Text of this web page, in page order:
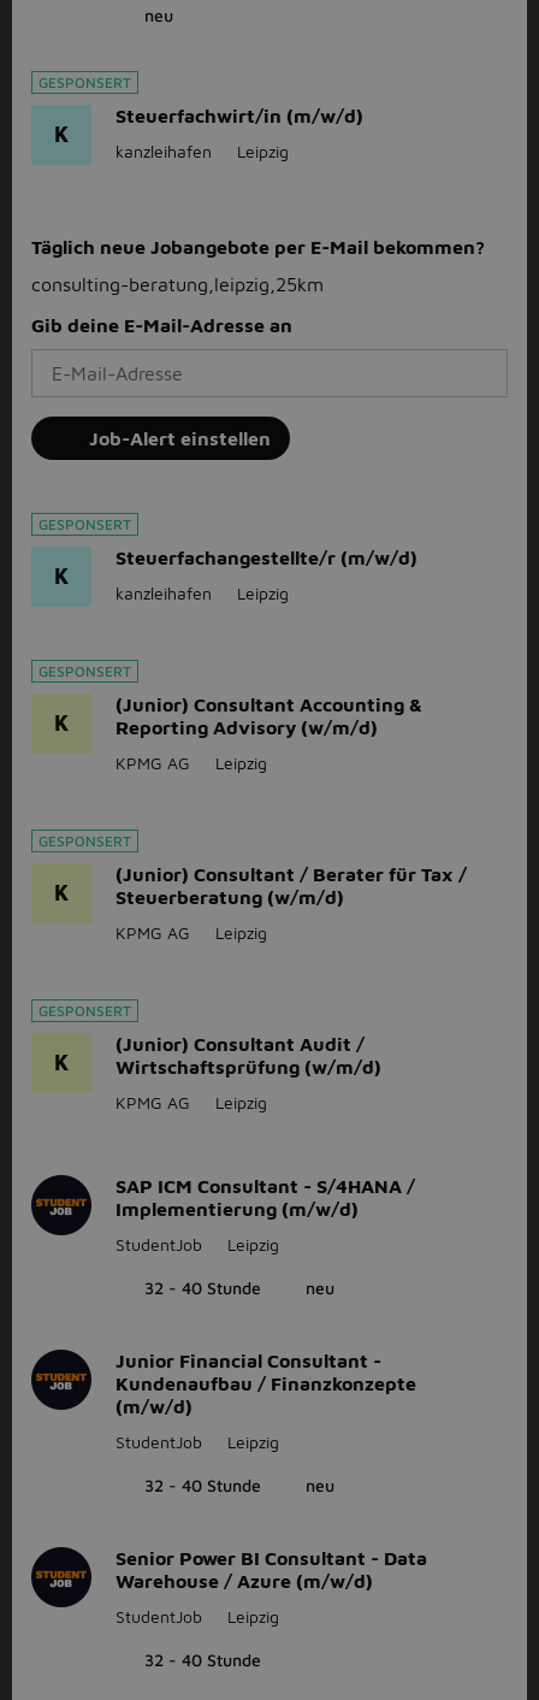
neu
GESPONSERT
K
Steuerfachwirt/in (m/w/d)
kanzleihafen Leipzig
Täglich neue Jobangebote per E-Mail bekommen?
consulting-beratung,leipzig,25km
Gib deine E-Mail-Adresse an
Job-Alert einstellen
GESPONSERT
K
Steuerfachangestellte/r (m/w/d)
kanzleihafen Leipzig
GESPONSERT
K
(Junior) Consultant Accounting &
Reporting Advisory (w/m/d)
KPMG AG Leipzig
GESPONSERT
K
(Junior) Consultant / Berater für Tax /
Steuerberatung (w/m/d)
KPMG AG Leipzig
GESPONSERT
K
(Junior) Consultant Audit /
Wirtschaftsprüfung (w/m/d)
KPMG AG Leipzig
SAP ICM Consultant - S/4HANA /
Implementierung (m/w/d)
StudentJob Leipzig
32 - 40 Stunde neu
Junior Financial Consultant -
Kundenaufbau / Finanzkonzepte
(m/w/d)
StudentJob Leipzig
32 - 40 Stunde neu
Senior Power BI Consultant - Data
Warehouse / Azure (m/w/d)
StudentJob Leipzig
32 - 40 Stunde